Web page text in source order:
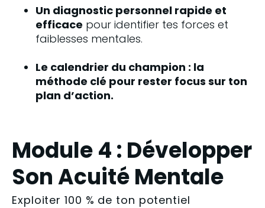
Un diagnostic personnel rapide et
efficace pour identifier tes forces et
faiblesses mentales.
Le calendrier du champion : la
méthode clé pour rester focus sur ton
plan d’action.
Module 4 : Développer
Son Acuité Mentale
Exploiter 100 % de ton potentiel